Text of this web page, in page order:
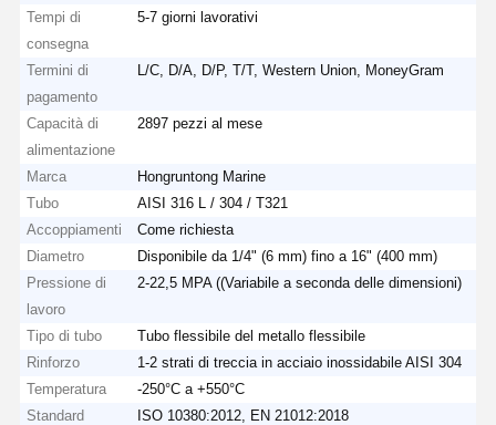
Tempi di
consegna
5-7 giorni lavorativi
Termini di
pagamento
L/C, D/A, D/P, T/T, Western Union, MoneyGram
Capacità di
alimentazione
2897 pezzi al mese
Marca
Hongruntong Marine
Tubo
AISI 316 L / 304 / T321
Accoppiamenti
Come richiesta
Diametro
Disponibile da 1/4" (6 mm) fino a 16" (400 mm)
Pressione di
lavoro
2-22,5 MPA ((Variabile a seconda delle dimensioni)
Tipo di tubo
Tubo flessibile del metallo flessibile
Rinforzo
1-2 strati di treccia in acciaio inossidabile AISI 304
Temperatura
-250°C a +550°C
Standard
ISO 10380:2012, EN 21012:2018